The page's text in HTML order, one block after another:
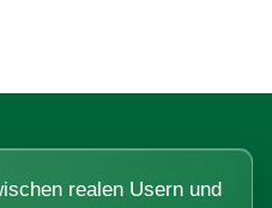
realen Usern und